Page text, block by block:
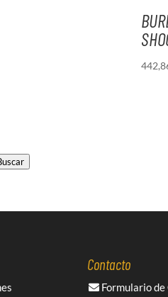
Contacto
Formulario de